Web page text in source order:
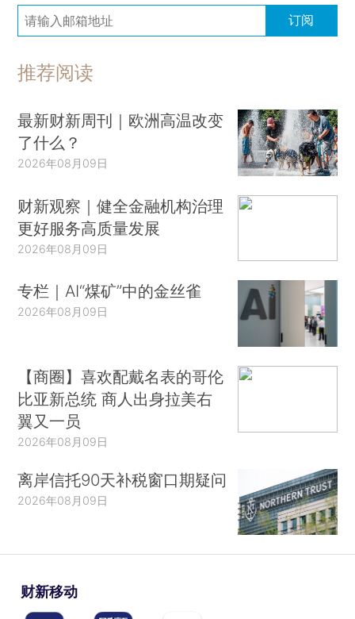
订阅
推荐阅读
最新财新周刊｜欧洲高温改变
了什么？
2026年08月09日
财新观察｜健全金融机构治理
更好服务高质量发展
2026年08月09日
专栏｜AI“煤矿”中的金丝雀
2026年08月09日
【商圈】喜欢配戴名表的哥伦
比亚新总统 商人出身拉美右
翼又一员
2026年08月09日
离岸信托90天补税窗口期疑问
2026年08月09日
财新移动